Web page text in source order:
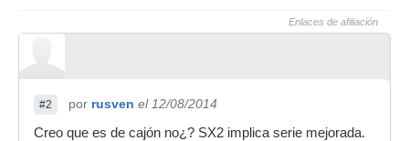
Enlaces de afiliación
#2 por rusven el 12/08/2014
Creo que es de cajón no¿? SX2 implica serie mejorada.